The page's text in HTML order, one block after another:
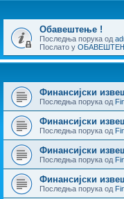
Обавештење !
Последња порука од
Послато у
Финансијски
Последња порука од
Финансијски
Последња порука од
Финансијски
Последња порука од
Финансијски
Последња порука од